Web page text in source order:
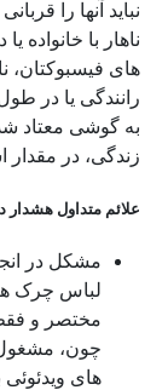
نباید آنها را قربانی
ناهار با خانواده
های فیسبوکتان،
رانندگی یا در
به گوشی معتاد
زندگی، در مقدار
علائم متداول هشدار
مشکل در
لباس چرک
مختصر و
چون، مشغول
های ویدئوئی